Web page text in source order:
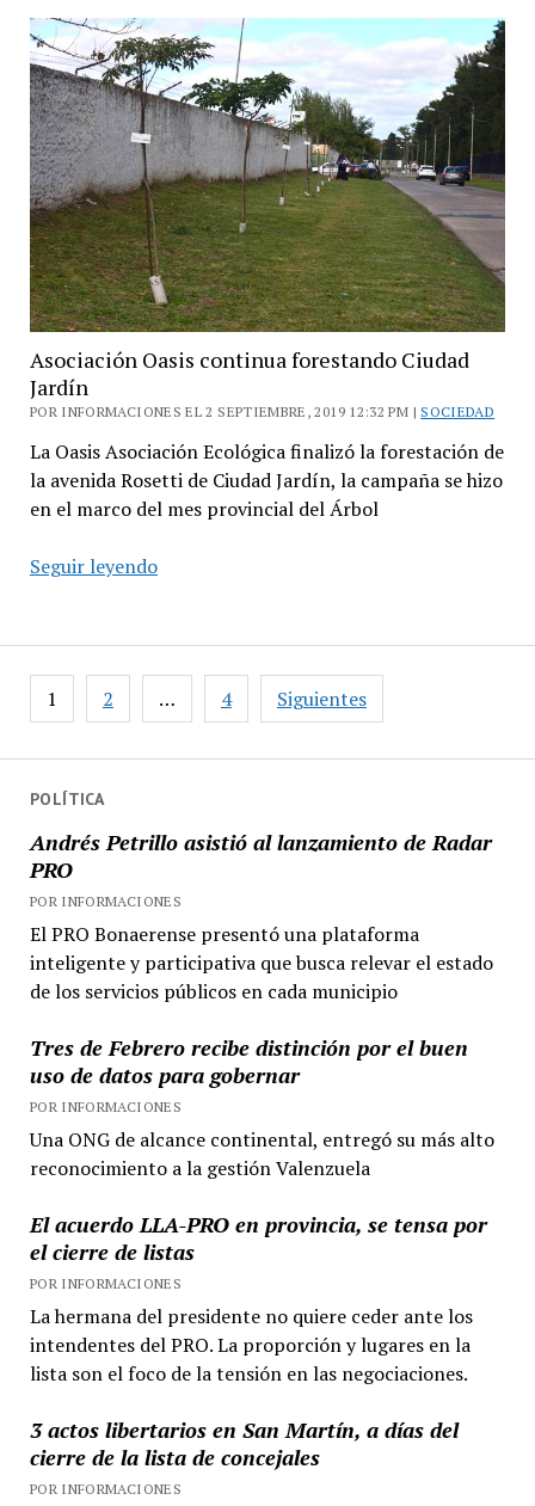
POLÍTICA
Andrés Petrillo asistió al lanzamiento de Radar
PRO
POR INFORMACIONES
El PRO Bonaerense presentó una plataforma
inteligente y participativa que busca relevar el estado
de los servicios públicos en cada municipio
Tres de Febrero recibe distinción por el buen
uso de datos para gobernar
POR INFORMACIONES
Una ONG de alcance continental, entregó su más alto
reconocimiento a la gestión Valenzuela
El acuerdo LLA-PRO en provincia, se tensa por
el cierre de listas
POR INFORMACIONES
La hermana del presidente no quiere ceder ante los
intendentes del PRO. La proporción y lugares en la
lista son el foco de la tensión en las negociaciones.
3 actos libertarios en San Martín, a días del
cierre de la lista de concejales
POR INFORMACIONES
Asamblea
General
Ordinaria
Asociación Oasis continua forestando Ciudad
Jardín
POR INFORMACIONES EL 2 SEPTIEMBRE, 2019 12:32 PM | SOCIEDAD
La Oasis Asociación Ecológica finalizó la forestación de
la avenida Rosetti de Ciudad Jardín, la campaña se hizo
en el marco del mes provincial del Árbol
Seguir leyendoAsociación
forestando
Ciudad
Jardín
Paginación
de
1 2 … 4 Siguientes